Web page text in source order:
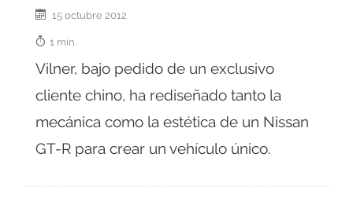
15 octubre 2012
1 min.
Vilner, bajo pedido de un exclusivo
cliente chino, ha rediseñado tanto la
mecánica como la estética de un Nissan
GT-R para crear un vehículo único.